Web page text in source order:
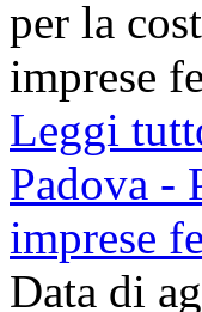
per la
imprese
Leggi
Padova -
imprese
Data di